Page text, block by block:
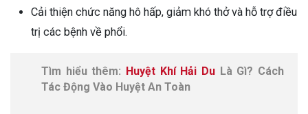
Cải thiện chức năng hô hấp, giảm khó thở và hỗ trợ điều
trị các bệnh về phổi.
Tìm hiểu thêm: Huyệt Khí Hải Du Là Gì? Cách
Tác Động Vào Huyệt An Toàn